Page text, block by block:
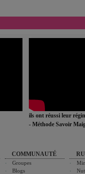
ils ont réussi leur
- Méthode Savoir
COMMUNAUTÉ
Groupes
Blogs